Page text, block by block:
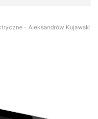
- Aleksandrów Kujawski